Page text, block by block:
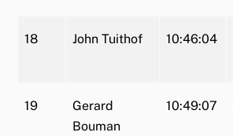
18 John Tuithof 10:46:04
19
Gerard
Bouman
10:49:07